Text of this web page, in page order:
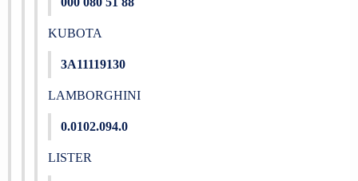
KUBOTA
3A11119130
LAMBORGHINI
0.0102.094.0
LISTER